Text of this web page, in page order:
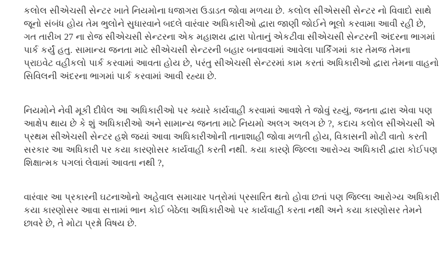
કલોલ સીએચસી સેન્ટર ખાતે નિયમોના ધજાગરા ઉડાડત જોવા મળયા છે. કલોલ સીએસસી સેન્ટર નો વિવાદો સાથે
જૂનો સંબંધ હોય તેમ ભુલોને સુધારવાને બદલે વારંવાર અધિકારીઓ દ્વારા જાણી જોઈને ભૂલો કરવામા આવી રહી છે,
ગત તારીખ 27 ના રોજ સીએચસી સેન્ટરના એક મહાશય દ્વારા પોતાનું એકટીવા સીએચસી સેન્ટરની અંદરના ભાગમાં
પાર્ક કર્યું હતુ. સામાન્ય જનતા માટે સીએચસી સેન્ટરની બહાર બનાવવામાં આવેલા પાર્કિંગમાં કાર તેમજ તેમના
પ્રાઇવેટ વહીકલો પાર્ક કરવામાં આવતા હોય છે, પરંતુ સીએચસી સેન્ટરમાં કામ કરતાં અધિકારીઓ દ્વારા તેમના વાહનો
સિવિલની અંદરના ભાગમાં પાર્ક કરવામાં આવી રહ્યા છે.
નિયમોને નેવી મૂકી દીધેલ આ અધિકારીઓ પર ક્યારે કાર્યવાહી કરવામાં આવશે તે જોવું રહ્યું, જનતા દ્વારા એવા પણ
આક્ષેપ થાય છે કે શું અધિકારીઓ અને સામાન્ય જનતા માટે નિયમો અલગ અલગ છે ?, કદાચ કલોલ સીએચસી એ
પ્રથમ સીએચસી સેન્ટર હશે જ્યાં આવા અધિકારીઓની તાનાશાહી જોવા મળતી હોય, વિકાસની મોટી વાતો કરતી
સરકાર આ અધિકારી પર કયા કારણોસર કાર્યવાહી કરતી નથી. કયા કારણે જિલ્લા આરોગ્ય અધિકારી દ્વારા કોઈપણ
શિક્ષાત્મક પગલાં લેવામાં આવતા નથી ?,
વારંવાર આ પ્રકારની ઘટનાઓનો અહેવાલ સમાચાર પત્રોમાં પ્રસારિત થતો હોવા છતાં પણ જિલ્લા આરોગ્ય અધિકારી
કયા કારણોસર આવા સત્તામાં ભાન કોઈ બેઠેલા અધિકારીઓ પર કાર્યવાહી કરતા નથી અને કયા કારણોસર તેમને
છાવરે છે, તે મોટા પ્રશ્નો વિષય છે.